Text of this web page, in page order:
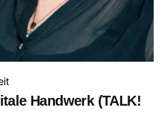
Handwerk (TALK!